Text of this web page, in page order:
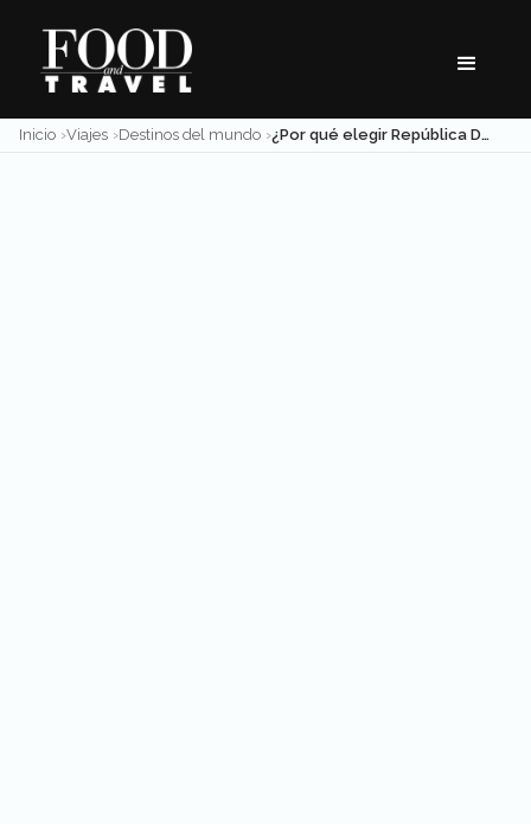
content
Inicio Viajes Destinos del mundo ¿Por qué elegir República Dominicana como el destino de tus próximas vacaciones?